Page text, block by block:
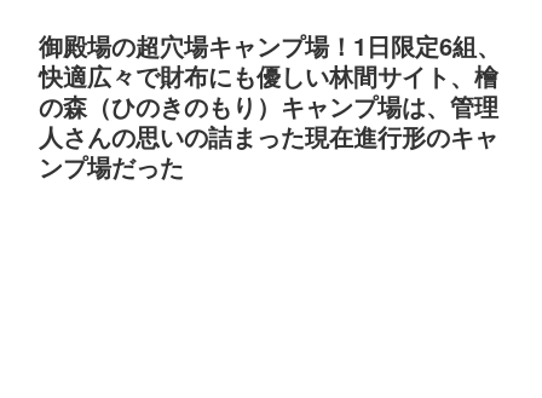
御殿場の超穴場キャンプ場！1日限定6組、
快適広々で財布にも優しい林間サイト、檜
の森（ひのきのもり）キャンプ場は、管理
人さんの思いの詰まった現在進行形のキャ
ンプ場だった